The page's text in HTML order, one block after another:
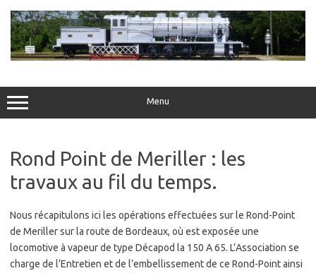
content
Menu
Rond Point de Meriller : les
travaux au fil du temps.
Nous récapitulons ici les opérations effectuées sur le Rond-Point
de Meriller sur la route de Bordeaux, où est exposée une
locomotive à vapeur de type Décapod la 150 A 65. L’Association se
charge de l’Entretien et de l’embellissement de ce Rond-Point ainsi